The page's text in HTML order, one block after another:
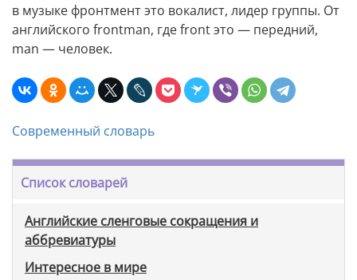
в музыке фронтмент это вокалист, лидер группы. От
английского frontman, где front это — передний,
man — человек.
Современный словарь
Список словарей
Английские сленговые сокращения и
аббревиатуры
Интересное в мире